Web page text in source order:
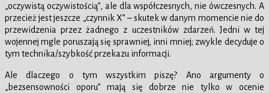
„oczywistą oczywistością”, ale dla współczesnych, nie ówczesnych. A
przecież jest jeszcze „czynnik X” – skutek w danym momencie nie do
przewidzenia przez żadnego z uczestników zdarzeń. Jedni w tej
wojennej mgle poruszają się sprawniej, inni mniej; zwykle decyduje o
tym technika/szybkość przekazu informacji.
Ale dlaczego o tym wszystkim piszę? Ano argumenty o
„bezsensowności oporu” mają się dobrze nie tylko w ocenie